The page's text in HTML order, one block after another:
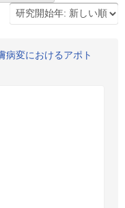
病変におけるアポト